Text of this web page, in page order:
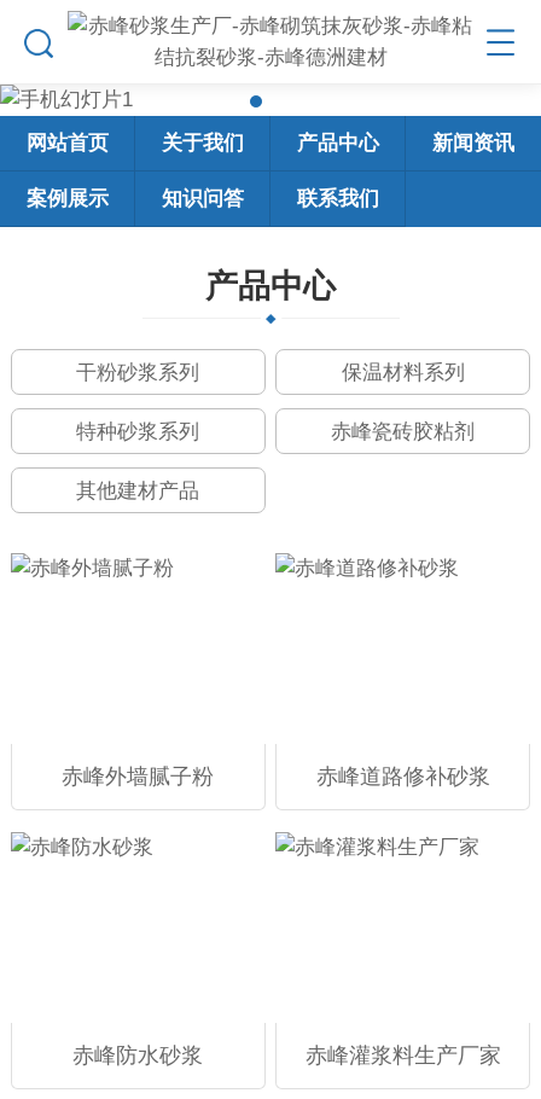
网站首页 关于我们 产品中心 新闻资讯
案例展示 知识问答 联系我们
产品中心
干粉砂浆系列 保温材料系列
特种砂浆系列 赤峰瓷砖胶粘剂
其他建材产品
赤峰外墙腻子粉 赤峰道路修补砂浆
赤峰防水砂浆 赤峰灌浆料生产厂家